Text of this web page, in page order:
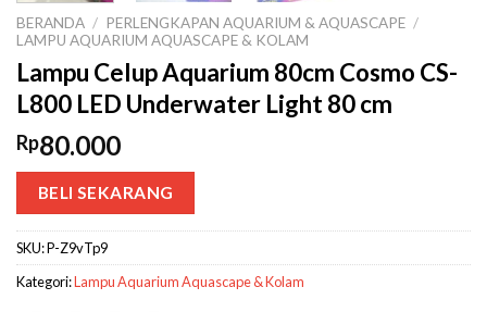
BERANDA / PERLENGKAPAN AQUARIUM & AQUASCAPE /
LAMPU AQUARIUM AQUASCAPE & KOLAM
Lampu Celup Aquarium 80cm Cosmo CS-
L800 LED Underwater Light 80 cm
Rp80.000
BELI SEKARANG
SKU:P-Z9vTp9
Kategori:Lampu Aquarium Aquascape & Kolam